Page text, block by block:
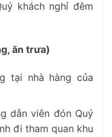
khách nghỉ đêm
ăn trưa)
tại nhà hàng của
dẫn viên đón Quý
đi tham quan khu